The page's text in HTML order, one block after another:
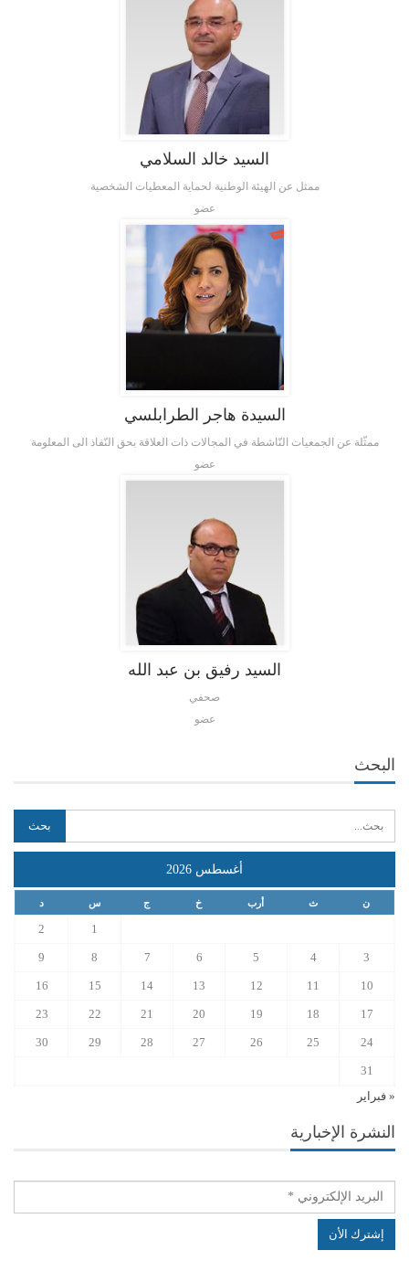
السيد خالد السلامي
ممثل عن الهيئة الوطنية لحماية المعطيات الشخصية
عضو
السيدة هاجر الطرابلسي
ممثّلة عن الجمعيات النّاشطة في المجالات ذات العلاقة بحق النّفاذ الى المعلومة
عضو
السيد رفيق بن عبد الله
صحفي
عضو
البحث
أغسطس 2026
ن ث أرب خ ج س د
1
2
3
4
5
6
7
8
9
10
11
12
13
14
15
16
17
18
19
20
21
22
23
24
25
26
27
28
29
30
31
« فبراير
النشرة الإخبارية